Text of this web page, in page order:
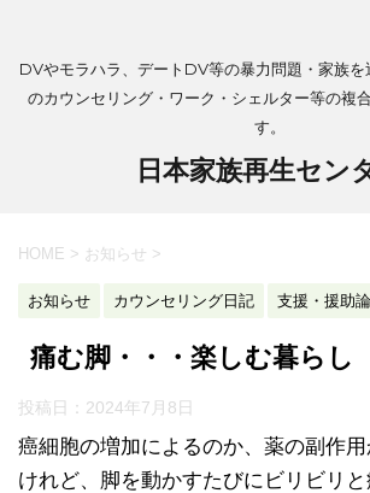
DVやモラハラ、デートDV等の暴力問題・家族を
のカウンセリング・ワーク・シェルター等の複
す。
日本家族再生セン
HOME > お知らせ >
お知らせ カウンセリング日記 支援・援助論
痛む脚・・・楽しむ暮らし
投稿日： 2024年7月8日
癌細胞の増加によるのか、薬の副作
けれど、脚を動かすたびにビリビリ